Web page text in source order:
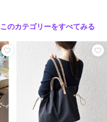
このカテゴリーをすべてみる